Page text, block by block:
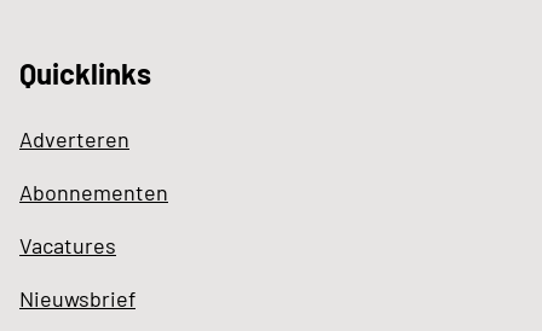
Quicklinks
Adverteren
Abonnementen
Vacatures
Nieuwsbrief